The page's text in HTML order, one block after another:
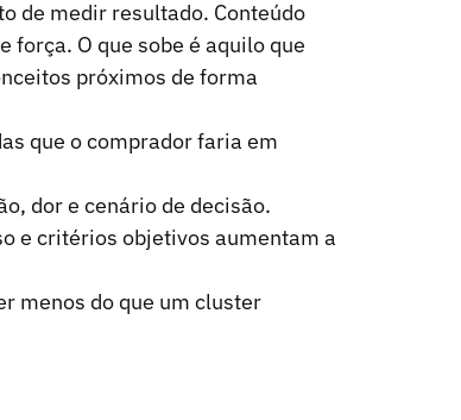
de medir resultado. Conteúdo
força. O que sobe é aquilo que
próximos de forma
que o comprador faria em
dor e cenário de decisão.
e critérios objetivos aumentam a
menos do que um cluster